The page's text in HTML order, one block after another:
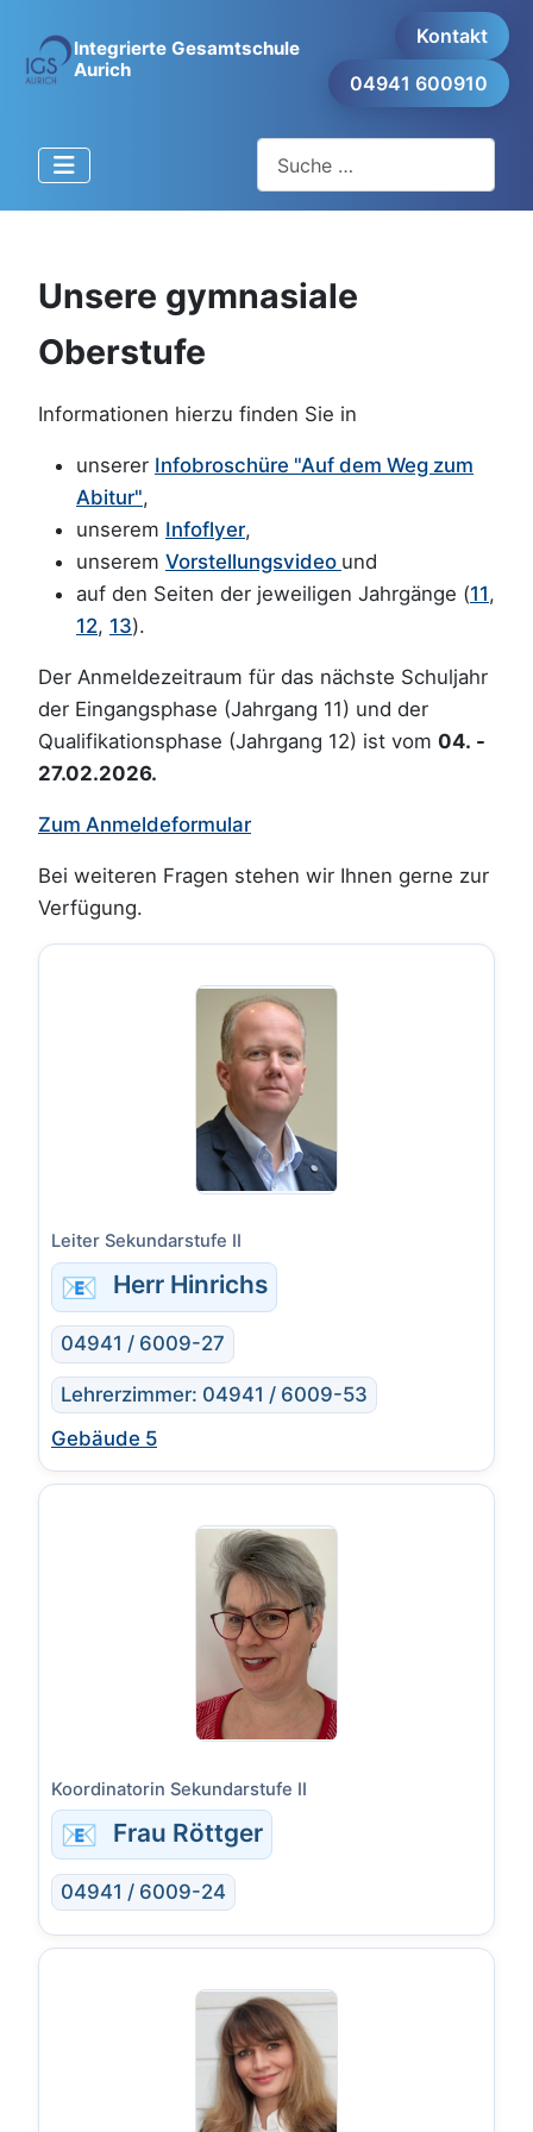
Integrierte Gesamtschule
Aurich
Kontakt
04941 600910
Unsere gymnasiale
Oberstufe
Informationen hierzu finden Sie in
unserer Infobroschüre "Auf dem Weg zum
Abitur",
unserem Infoflyer,
unserem Vorstellungsvideo und
auf den Seiten der jeweiligen Jahrgänge (11,
12, 13).
Der Anmeldezeitraum für das nächste Schuljahr
der Eingangsphase (Jahrgang 11) und der
Qualifikationsphase (Jahrgang 12) ist vom 04. -
27.02.2026.
Zum Anmeldeformular
Bei weiteren Fragen stehen wir Ihnen gerne zur
Verfügung.
Leiter Sekundarstufe II
📧 Herr Hinrichs
04941 / 6009-27
Lehrerzimmer: 04941 / 6009-53
Gebäude 5
Koordinatorin Sekundarstufe II
📧 Frau Röttger
04941 / 6009-24